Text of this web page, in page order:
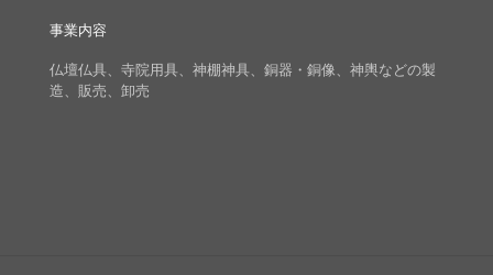
事業内容
仏壇仏具、寺院用具、神棚神具、銅器・銅像、神輿などの製
造、販売、卸売